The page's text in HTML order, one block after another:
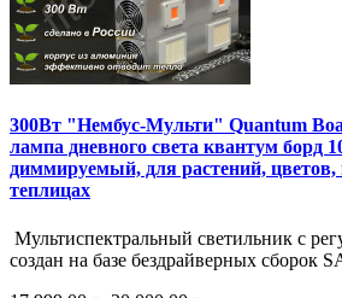
300Вт "Нембус-Мульти" Quantum
лампа дневного света квантум борд
диммируемый, для растений,
теплицах
Мультиспектральный светильник с
создан на базе бездрайверных сборок